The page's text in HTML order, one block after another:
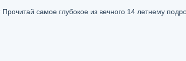
самое глубокое из вечного 14 летнему